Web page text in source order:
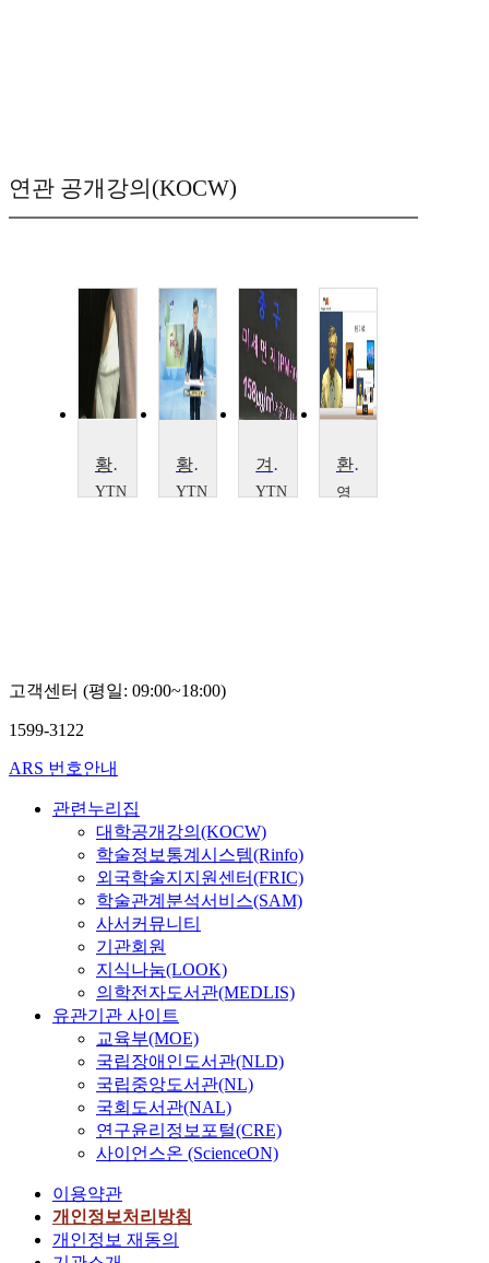
연관 공개강의(KOCW)
황사의 대공습 중금속·미세먼지 비상
YTN
황사대비 건강관리
YTN
겨울 황사와 미세먼지의 역습
YTN
환경과 사회
영
고객센터 (평일: 09:00~18:00)
1599-3122
ARS 번호안내
관련누리집
대학공개강의(KOCW)
학술정보통계시스템(Rinfo)
외국학술지지원센터(FRIC)
학술관계분석서비스(SAM)
사서커뮤니티
기관회원
지식나눔(LOOK)
의학전자도서관(MEDLIS)
유관기관 사이트
교육부(MOE)
국립장애인도서관(NLD)
국립중앙도서관(NL)
국회도서관(NAL)
연구윤리정보포털(CRE)
사이언스온 (ScienceON)
이용약관
개인정보처리방침
개인정보 재동의